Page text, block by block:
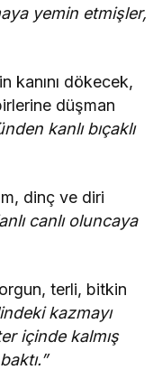
yemin etmişler,
kanını dökecek,
düşman
kanlı bıçaklı
dinç ve diri
canlı oluncaya
terli, bitkin
kazmayı
içinde kalmış